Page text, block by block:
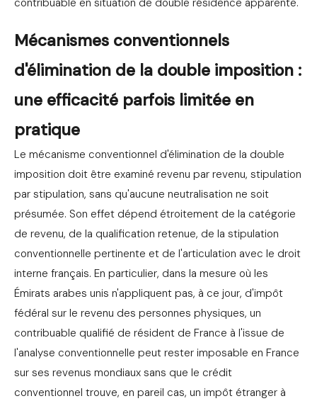
contribuable en situation de double résidence apparente.
Mécanismes conventionnels
d'élimination de la double imposition :
une efficacité parfois limitée en
pratique
Le mécanisme conventionnel d'élimination de la double
imposition doit être examiné revenu par revenu, stipulation
par stipulation, sans qu'aucune neutralisation ne soit
présumée. Son effet dépend étroitement de la catégorie
de revenu, de la qualification retenue, de la stipulation
conventionnelle pertinente et de l'articulation avec le droit
interne français. En particulier, dans la mesure où les
Émirats arabes unis n'appliquent pas, à ce jour, d'impôt
fédéral sur le revenu des personnes physiques, un
contribuable qualifié de résident de France à l'issue de
l'analyse conventionnelle peut rester imposable en France
sur ses revenus mondiaux sans que le crédit
conventionnel trouve, en pareil cas, un impôt étranger à